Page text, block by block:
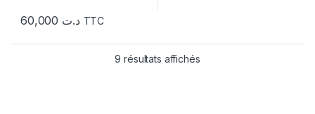
د.ت TTC
9 résultats affichés